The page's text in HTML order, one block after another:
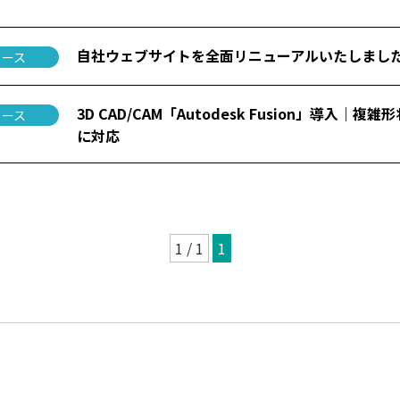
ス 自社ウェブサイトを全面リニューアルいたしまし
ス
3D CAD/CAM「Autodesk Fusion」導入｜複雑形
に対応
1 / 1 1